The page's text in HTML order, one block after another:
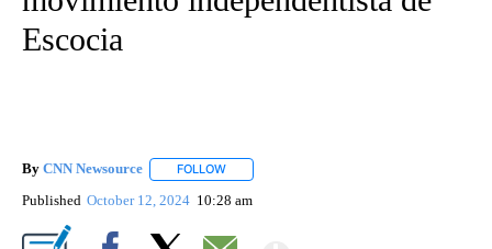
Escocia
By CNN Newsource FOLLOW
Published October 12, 2024 10:28 am